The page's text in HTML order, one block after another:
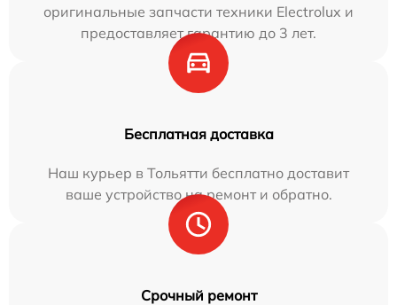
оригинальные запчасти техники Electrolux и
предоставляет гарантию до 3 лет.
Бесплатная доставка
Наш курьер в Тольятти бесплатно доставит
ваше устройство на ремонт и обратно.
Срочный ремонт